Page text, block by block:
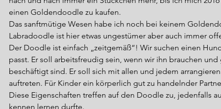
einen Goldendoodle zu kaufen.
Das sanftmütige Wesen habe ich noch bei keinem
Labradoodle ist hier etwas ungestümer aber auch immer
Der Doodle ist einfach „zeitgemäß“! Wir suchen einen
passt. Er soll arbeitsfreudig sein, wenn wir ihn brauchen
beschäftigt sind. Er soll sich mit allen und jedem
auftreten. Für Kinder ein körperlich gut zu handelnder
Diese Eigenschaften treffen auf den Doodle zu, jedenfalls
kennen lernen durfte.